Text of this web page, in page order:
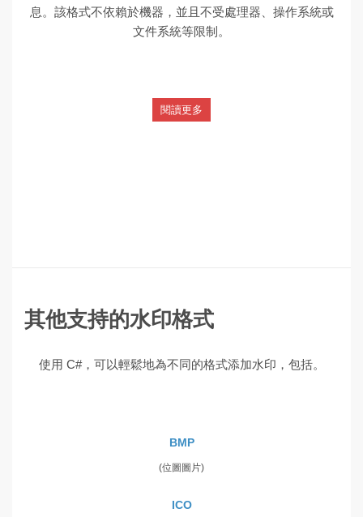
息。該格式不依賴於機器，並且不受處理器、操作系統或
文件系統等限制。
閱讀更多
其他支持的水印格式
使用 C#，可以輕鬆地為不同的格式添加水印，包括。
BMP
(位圖圖片)
ICO